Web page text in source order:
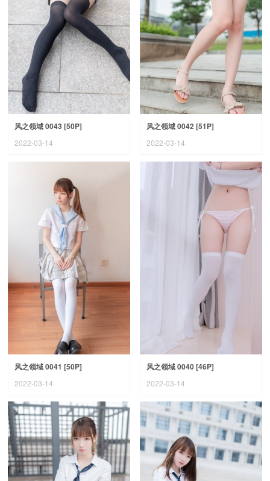
风之领域 0043 [50P]
2022-03-14
风之领域 0042 [51P]
2022-03-14
风之领域 0041 [50P]
2022-03-14
风之领域 0040 [46P]
2022-03-14